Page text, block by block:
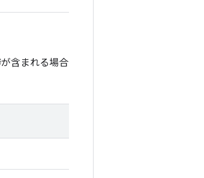
含まれる場合